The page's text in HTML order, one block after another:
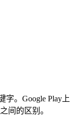
。Google Play
间的区别。